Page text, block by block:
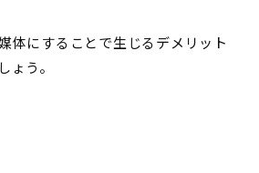
体にすることで生じるデメリット
ょう。